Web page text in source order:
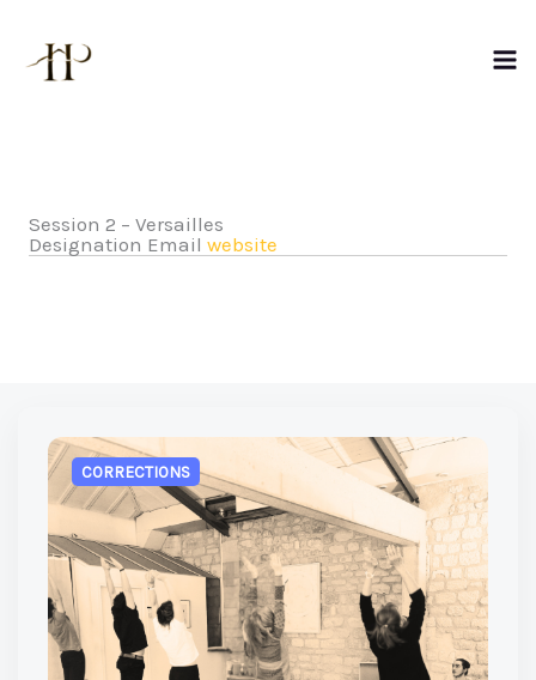
contenu
Session 2 – Versailles
Designation Emailwebsite
CORRECTIONS